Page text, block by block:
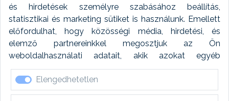
és hirdetések személyre szabásához beállítás,
statisztikai és marketing sütiket is használunk. Emellett
előfordulhat, hogy közösségi média, hirdetési, és
elemző partnereinkkel megosztjuk az Ön
weboldalhasználati adatait, akik azokat egyéb
forrásokból gyűjtött adatokkal kombinálhatják. A sütik
elfogadásával kapcsolatosan naplózást végzünk és
ezen adatokat 6 hónap után automatikusan töröljük. A
Elengedhetetlen
Autómosó modul
Feladatütemezés